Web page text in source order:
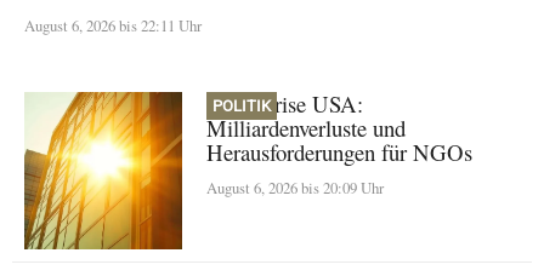
August 6, 2026 bis 22:11 Uhr
POLITIK
Klimakrise USA:
Milliardenverluste und
Herausforderungen für NGOs
August 6, 2026 bis 20:09 Uhr